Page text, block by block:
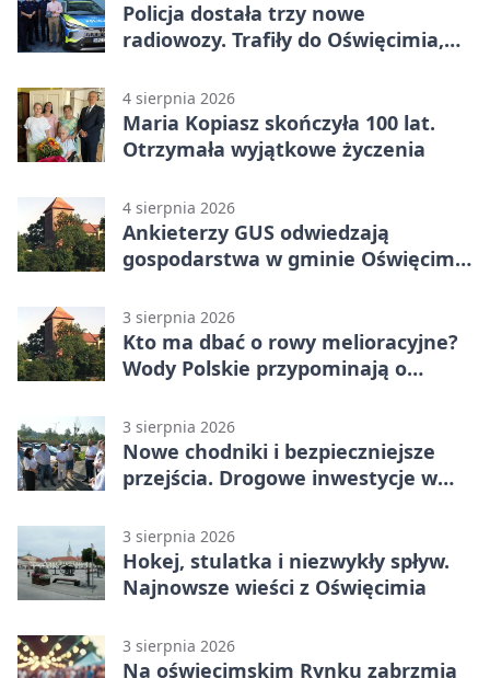
Policja dostała trzy nowe
radiowozy. Trafiły do Oświęcimia,
4 sierpnia 2026
Maria Kopiasz skończyła 100 lat.
Otrzymała wyjątkowe życzenia
4 sierpnia 2026
Ankieterzy GUS odwiedzają
gospodarstwa w gminie Oświęcim.
3 sierpnia 2026
Kto ma dbać o rowy melioracyjne?
Wody Polskie przypominają o
3 sierpnia 2026
Nowe chodniki i bezpieczniejsze
przejścia. Drogowe inwestycje w
3 sierpnia 2026
Hokej, stulatka i niezwykły spływ.
Najnowsze wieści z Oświęcimia
3 sierpnia 2026
Na oświęcimskim Rynku zabrzmią